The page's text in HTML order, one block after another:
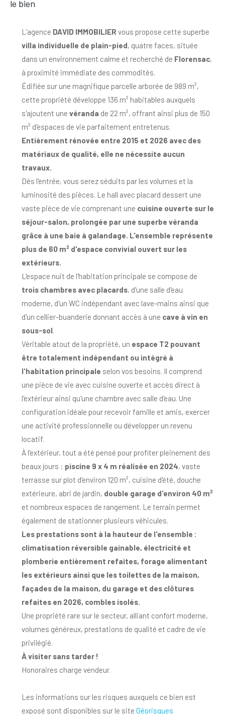
le bien
L’agence DAVID IMMOBILIER vous propose cette superbe
villa individuelle de plain-pied, quatre faces, située
dans un environnement calme et recherché de Florensac,
à proximité immédiate des commodités.
Édifiée sur une magnifique parcelle arborée de 989 m²,
cette propriété développe 136 m² habitables auxquels
s'ajoutent une véranda de 22 m², offrant ainsi plus de 150
m² d'espaces de vie parfaitement entretenus.
Entièrement rénovée entre 2015 et 2026 avec des
matériaux de qualité, elle ne nécessite aucun
travaux.
Dès l'entrée, vous serez séduits par les volumes et la
luminosité des pièces. Le hall avec placard dessert une
vaste pièce de vie comprenant une cuisine ouverte sur le
séjour-salon, prolongée par une superbe véranda
grâce à une baie à galandage. L'ensemble représente
plus de 60 m² d'espace convivial ouvert sur les
extérieurs.
L'espace nuit de l'habitation principale se compose de
trois chambres avec placards, d'une salle d'eau
moderne, d'un WC indépendant avec lave-mains ainsi que
d'un cellier-buanderie donnant accès à une cave à vin en
sous-sol
Véritable atout de la propriété, un espace T2 pouvant
être totalement indépendant ou intégré à
l'habitation principale selon vos besoins. Il comprend
une pièce de vie avec cuisine ouverte et accès direct à
l'extérieur ainsi qu'une chambre avec salle d'eau. Une
configuration idéale pour recevoir famille et amis, exercer
une activité professionnelle ou développer un revenu
locatif.
À l'extérieur, tout a été pensé pour profiter pleinement des
beaux jours : piscine 9 x 4 m réalisée en 2024, vaste
terrasse sur plot d'environ 120 m², cuisine d'été, douche
extérieure, abri de jardin, double garage d'environ 40 m²
et nombreux espaces de rangement. Le terrain permet
également de stationner plusieurs véhicules.
Les prestations sont à la hauteur de l'ensemble :
climatisation réversible gainable, électricité et
plomberie entièrement refaites, forage alimentant
les extérieurs ainsi que les toilettes de la maison,
façades de la maison, du garage et des clôtures
refaites en 2026, combles isolés.
Une propriété rare sur le secteur, alliant confort moderne,
volumes généreux, prestations de qualité et cadre de vie
privilégié.
À visiter sans tarder !
Honoraires charge vendeur.
Les informations sur les risques auxquels ce bien est
exposé sont disponibles sur le site Géorisques